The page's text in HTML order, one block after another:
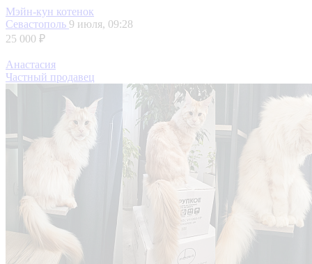
Мэйн-кун котенок
Севастополь 9 июля, 09:28
25 000 ₽
Анастасия
Частный продавец